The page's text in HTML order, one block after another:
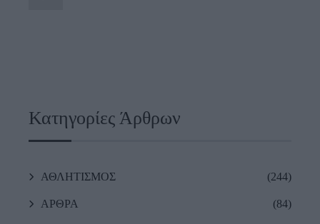
Κατηγορίες Άρθρων
ΑΘΛΗΤΙΣΜΟΣ (244)
ΑΡΘΡΑ (84)